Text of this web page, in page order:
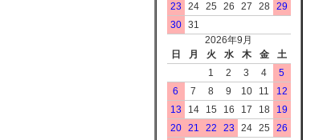
23
24 25 26 27 28
29
30
31
2026年9月
日
月 火 水 木 金
土
1
2 3 4
5
6
7 8 9 10 11
12
13
14 15 16 17 18
19
20
21 22 23 24 25
26